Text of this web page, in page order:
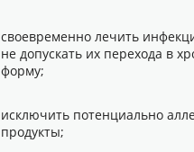
своевременно лечить
не допускать их перехода в
форму;
исключить потенциально
продукты;